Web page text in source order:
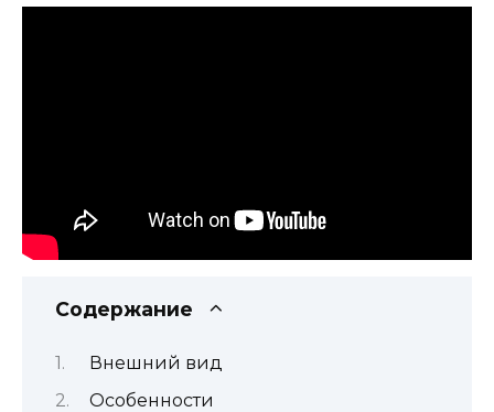
Содержание
Внешний вид
Особенности